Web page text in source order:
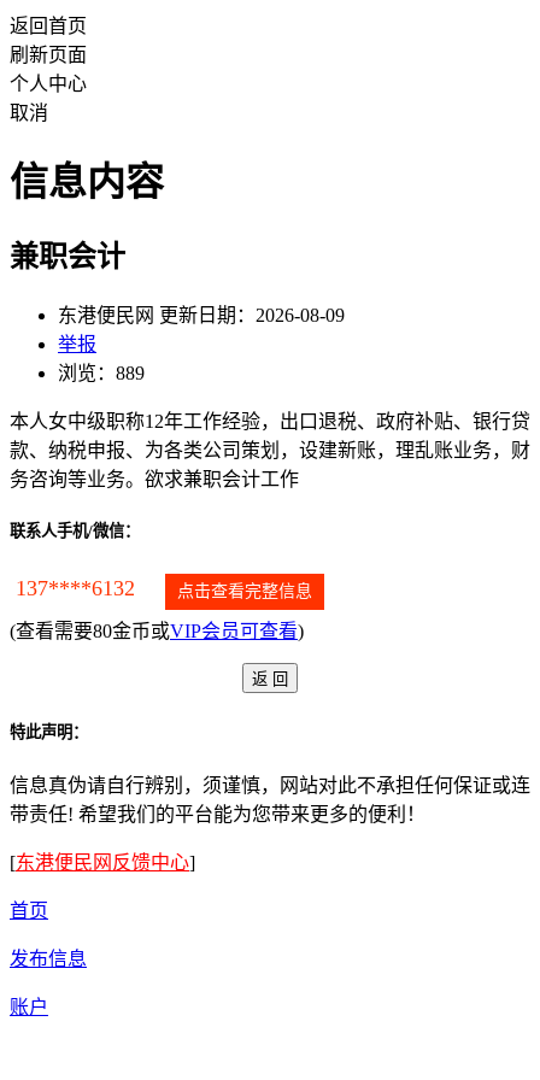
返回首页
刷新页面
个人中心
取消
信息内容
兼职会计
东港便民网 更新日期：2026-08-09
举报
浏览：889
本人女中级职称12年工作经验，出口退税、政府补贴、银行贷
款、纳税申报、为各类公司策划，设建新账，理乱账业务，财
务咨询等业务。欲求兼职会计工作
联系人手机/微信：
137****6132 点击查看完整信息
(查看需要80金币或VIP会员可查看)
特此声明：
信息真伪请自行辨别，须谨慎，网站对此不承担任何保证或连
带责任! 希望我们的平台能为您带来更多的便利！
[东港便民网反馈中心]
首页
发布信息
账户